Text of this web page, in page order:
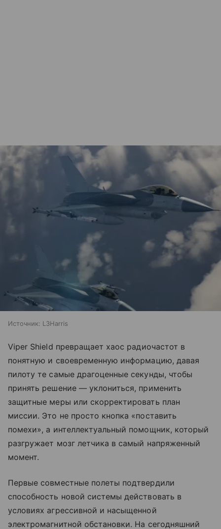
Источник: L3Harris
Viper Shield превращает хаос радиочастот в
понятную и своевременную информацию, давая
пилоту те самые драгоценные секунды, чтобы
принять решение — уклониться, применить
защитные меры или скорректировать план
миссии. Это не просто кнопка «поставить
помехи», а интеллектуальный помощник, который
разгружает мозг летчика в самый напряженный
момент.
Первые совместные полеты подтвердили
способность новой системы действовать в
условиях агрессивной и насыщенной
электромагнитной обстановки. На сегодняшний